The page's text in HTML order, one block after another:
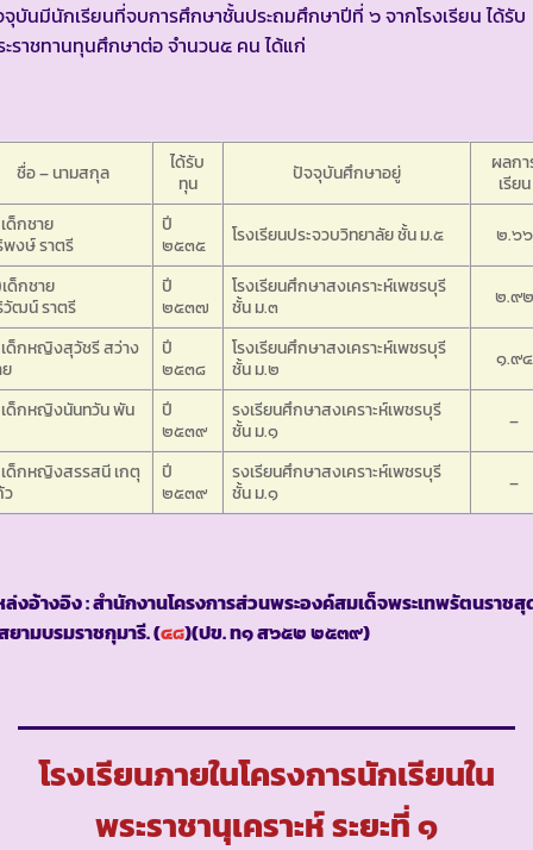
บันมีนักเรียนที่จบการศึกษาชั้นประถมศึกษาปีที่ ๖ จากโรงเรียน ได้รับ
ราชทานทุนศึกษาต่อ จำนวน๕ คน ได้แก่
ชื่อ – นามสกุล
ได้รับ
ทุน
ปัจจุบันศึกษาอยู่
ผลกา
เรียน
ด็กชาย
งษ์ ราตรี
ปี
๒๕๓๕
โรงเรียนประจวบวิทยาลัย ชั้น ม.๕
๒.๖๖
ด็กชาย
ฒน์ ราตรี
ปี
๒๕๓๗
โรงเรียนศึกษาสงเคราะห์เพชรบุรี
ชั้น ม.๓
๒.๙๒
ด็กหญิงสุวัชรี สว่าง
ปี
๒๕๓๘
โรงเรียนศึกษาสงเคราะห์เพชรบุรี
ชั้น ม.๒
๑.๙๔
ด็กหญิงนันทวัน พัน
ปี
๒๕๓๙
รงเรียนศึกษาสงเคราะห์เพชรบุรี
ชั้น ม.๑
–
ด็กหญิงสรรสนี เกตุ
ปี
๒๕๓๙
รงเรียนศึกษาสงเคราะห์เพชรบุรี
ชั้น ม.๑
–
งอ้างอิง : สำนักงานโครงการส่วนพระองค์สมเด็จพระเทพรัตนราชสุ
ยามบรมราชกุมารี. (๔๘)(ปข. ท๑ ส๖๕๒ ๒๕๓๙)
โรงเรียนภายในโครงการนักเรียนใน
พระราชานุเคราะห์ ระยะที่ ๑